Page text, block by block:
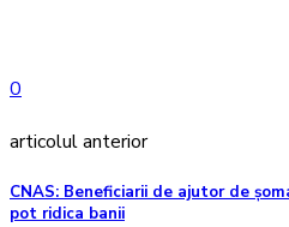
0
articolul anterior
CNAS: Beneficiarii de ajutor de
pot ridica banii